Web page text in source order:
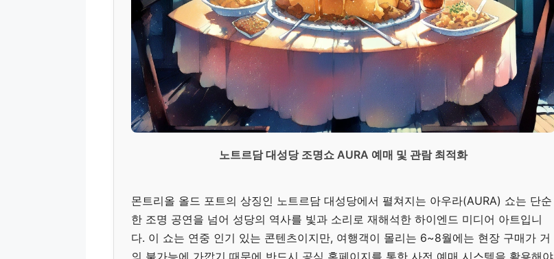
노트르담 대성당 조명쇼 AURA 예매 및 관람 최적화
몬트리올 올드 포트의 상징인 노트르담 대성당에서 펼쳐지는 아우라(AURA) 쇼는 단순
한 조명 공연을 넘어 성당의 역사를 빛과 소리로 재해석한 하이엔드 미디어 아트입니
다. 이 쇼는 연중 인기 있는 콘텐츠이지만, 여행객이 몰리는 6~8월에는 현장 구매가 거